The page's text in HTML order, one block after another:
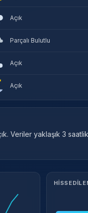
Açık
Parçalı Bulutlu
Açık
Açık
Veriler yaklaşık 3
ayrıntılar